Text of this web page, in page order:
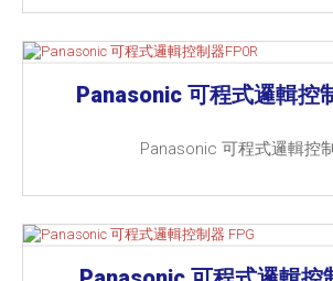
Panasonic 可程式邏輯控
Panasonic 可程式邏輯控